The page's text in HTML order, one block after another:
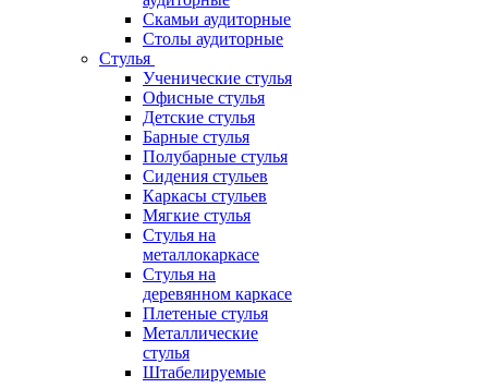
Скамьи аудиторные
Столы аудиторные
Стулья
Ученические стулья
Офисные стулья
Детские стулья
Барные стулья
Полубарные стулья
Сидения стульев
Каркасы стульев
Мягкие стулья
Стулья на
металлокаркасе
Стулья на
деревянном каркасе
Плетеные стулья
Металлические
стулья
Штабелируемые